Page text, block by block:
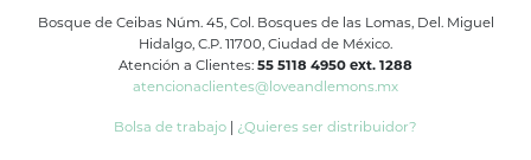
Bosque de Ceibas Núm. 45, Col. Bosques de las Lomas, Del. Miguel
Hidalgo, C.P. 11700, Ciudad de México.
Atención a Clientes: 55 5118 4950 ext. 1288
atencionaclientes@loveandlemons.mx
Bolsa de trabajo ¿Quieres ser distribuidor?